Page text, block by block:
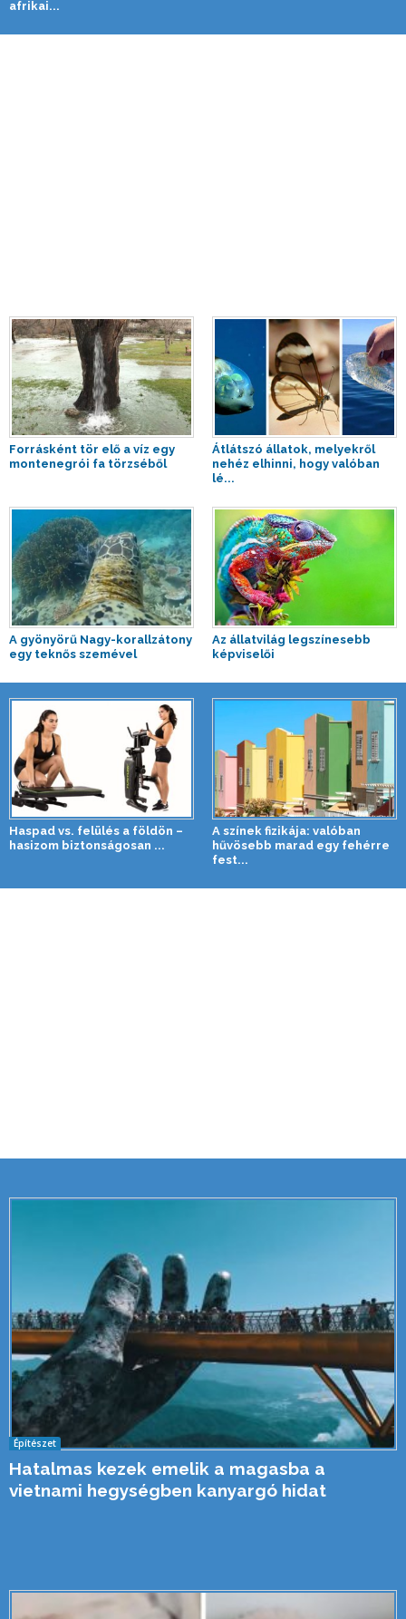
afrikai...
Forrásként tör elő a víz egy
montenegrói fa törzséből
Átlátszó állatok, melyekről
nehéz elhinni, hogy valóban
lé...
A gyönyörű Nagy-korallzátony
egy teknős szemével
Az állatvilág legszínesebb
képviselői
Haspad vs. felülés a földön –
hasizom biztonságosan ...
A színek fizikája: valóban
hűvösebb marad egy fehérre
fest...
Építészet
Hatalmas kezek emelik a magasba a
vietnami hegységben kanyargó hidat